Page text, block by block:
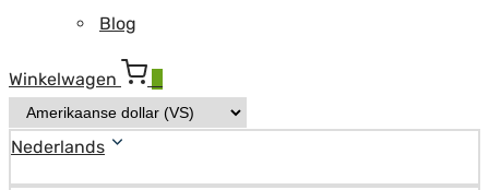
Blog
Winkelwagen
Nederlands